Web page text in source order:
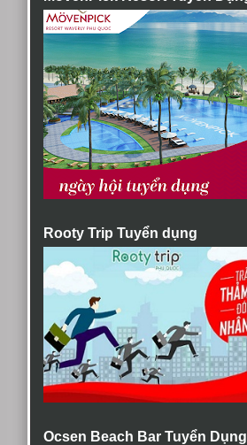
Rooty Trip Tuyển dụng
Ocsen Beach Bar Tuyển Dụng